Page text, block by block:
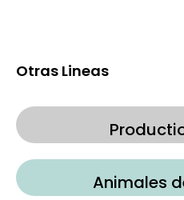
Otras Lineas
Animales